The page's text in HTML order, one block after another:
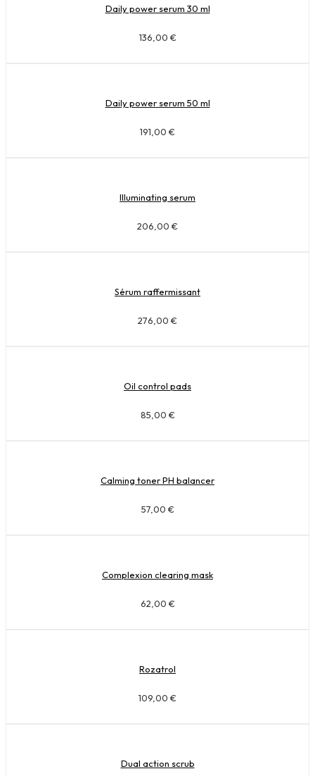
Daily power serum 30 ml
136,00 €
Daily power serum 50 ml
191,00 €
Illuminating serum
206,00 €
Sérum raffermissant
276,00 €
Oil control pads
85,00 €
Calming toner PH balancer
57,00 €
Complexion clearing mask
62,00 €
Rozatrol
109,00 €
Dual action scrub